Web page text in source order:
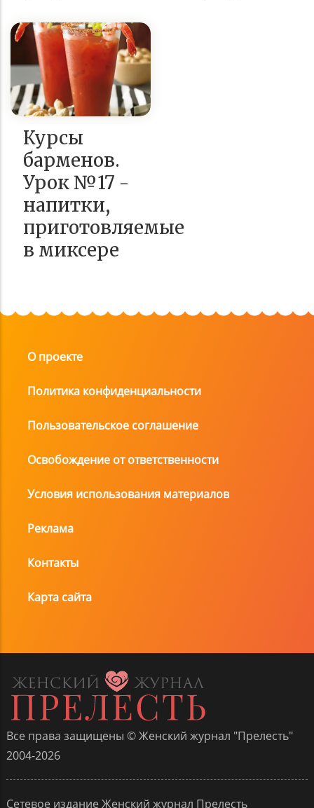
Курсы
барменов.
Урок №17 -
напитки,
приготовляемые
в миксере
О проекте
Политика конфиденциальности
Пользовательское соглашение
Освобождение от ответственности
Условия использования материалов
Реклама
Контакты
Карта сайта
Все права защищены © Женский журнал "Прелесть"
2004-2026
Сетевое издание Женский журнал Прелесть